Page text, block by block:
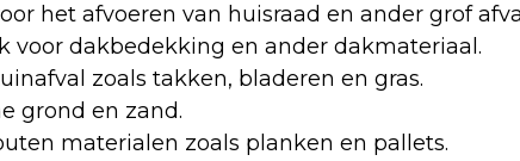
het afvoeren van huisraad en ander grof
voor dakbedekking en ander dakmateriaal.
zoals takken, bladeren en gras.
grond en zand.
materialen zoals planken en pallets.